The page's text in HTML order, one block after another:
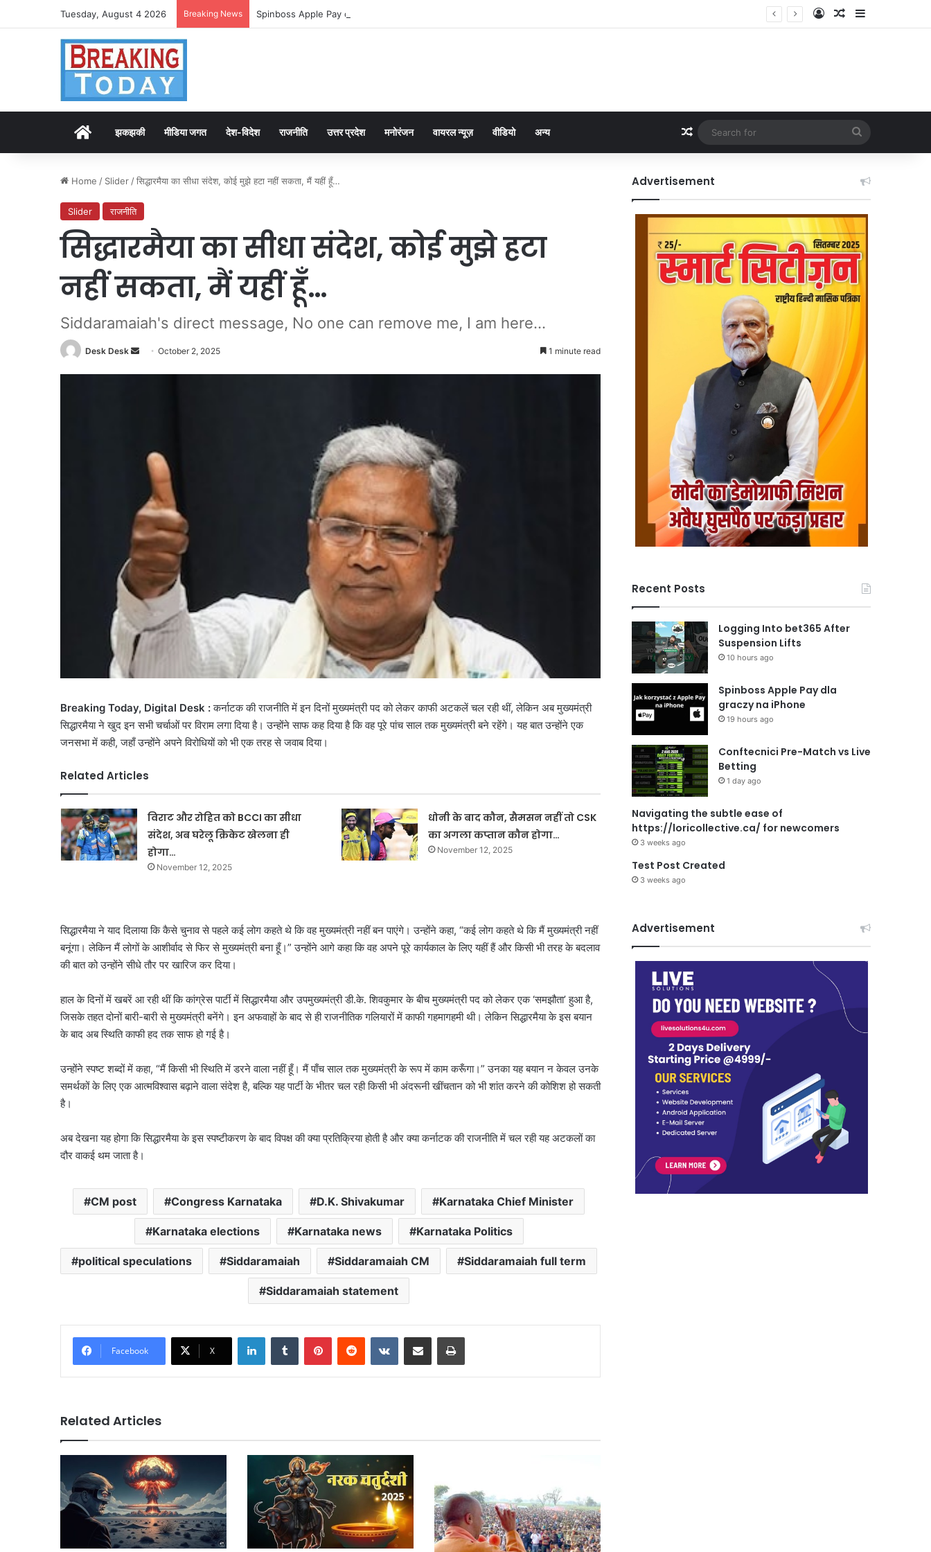
Tuesday, August 4 2026 Breaking News Spinboss Apple Pay dla graczy na iPhone Log InRandom Article
Sidebar
Homeझकझकी मीडिया जगत देश-विदेश राजनीति उत्तर प्रदेश मनोरंजन वायरल न्यूज़ वीडियो अन्य Random Article
for
Home / Slider /सिद्धारमैया का सीधा संदेश, कोई मुझे हटा नहीं सकता, मैं यहीं हूँ…
Slider राजनीति
सिद्धारमैया का सीधा संदेश, कोई मुझे हटा
नहीं सकता, मैं यहीं हूँ…
Siddaramaiah's direct message, No one can remove me, I am here...
Desk Desk
SendOctober 2, 2025 1 minute read
Breaking Today, Digital Desk :कर्नाटक की राजनीति में इन दिनों मुख्यमंत्री पद को लेकर काफी अटकलें चल रही थीं, लेकिन अब मुख्यमंत्री
सिद्धारमैया ने खुद इन सभी चर्चाओं पर विराम लगा दिया है। उन्होंने साफ कह दिया है कि वह पूरे पांच साल तक मुख्यमंत्री बने रहेंगे। यह बात उन्होंने एक
जनसभा में कही, जहाँ उन्होंने अपने विरोधियों को भी एक तरह से जवाब दिया।
Related Articles
विराट और रोहित को BCCI का सीधा
संदेश, अब घरेलू क्रिकेट खेलना ही
होगा…
November 12, 2025
धोनी के बाद कौन, सैमसन नहीं तो CSK
का अगला कप्तान कौन होगा…
November 12, 2025
सिद्धारमैया ने याद दिलाया कि कैसे चुनाव से पहले कई लोग कहते थे कि वह मुख्यमंत्री नहीं बन पाएंगे। उन्होंने कहा, “कई लोग कहते थे कि मैं मुख्यमंत्री नहीं
बनूंगा। लेकिन मैं लोगों के आशीर्वाद से फिर से मुख्यमंत्री बना हूँ।” उन्होंने आगे कहा कि वह अपने पूरे कार्यकाल के लिए यहीं हैं और किसी भी तरह के बदलाव
की बात को उन्होंने सीधे तौर पर खारिज कर दिया।
हाल के दिनों में खबरें आ रही थीं कि कांग्रेस पार्टी में सिद्धारमैया और उपमुख्यमंत्री डी.के. शिवकुमार के बीच मुख्यमंत्री पद को लेकर एक ‘समझौता’ हुआ है,
जिसके तहत दोनों बारी-बारी से मुख्यमंत्री बनेंगे। इन अफवाहों के बाद से ही राजनीतिक गलियारों में काफी गहमागहमी थी। लेकिन सिद्धारमैया के इस बयान
के बाद अब स्थिति काफी हद तक साफ हो गई है।
उन्होंने स्पष्ट शब्दों में कहा, “मैं किसी भी स्थिति में डरने वाला नहीं हूँ। मैं पाँच साल तक मुख्यमंत्री के रूप में काम करूँगा।” उनका यह बयान न केवल उनके
समर्थकों के लिए एक आत्मविश्वास बढ़ाने वाला संदेश है, बल्कि यह पार्टी के भीतर चल रही किसी भी अंदरूनी खींचतान को भी शांत करने की कोशिश हो सकती
है।
अब देखना यह होगा कि सिद्धारमैया के इस स्पष्टीकरण के बाद विपक्ष की क्या प्रतिक्रिया होती है और क्या कर्नाटक की राजनीति में चल रही यह अटकलों का
दौर वाकई थम जाता है।
CM post Congress Karnataka D.K. Shivakumar Karnataka Chief Minister
Karnataka elections Karnataka news Karnataka Politics
political speculations Siddaramaiah Siddaramaiah CM Siddaramaiah full term
Siddaramaiah statement
Facebook X
LinkedInTumblr PinterestReddit VKontakteShare via Email Print
Related Articles
Advertisement
Recent Posts
Logging Into bet365 After
Suspension Lifts
10 hours ago
Spinboss Apple Pay dla
graczy na iPhone
19 hours ago
Conftecnici Pre-Match vs Live
Betting
1 day ago
Navigating the subtle ease of
https://loricollective.ca/ for newcomers
3 weeks ago
Test Post Created
3 weeks ago
Advertisement